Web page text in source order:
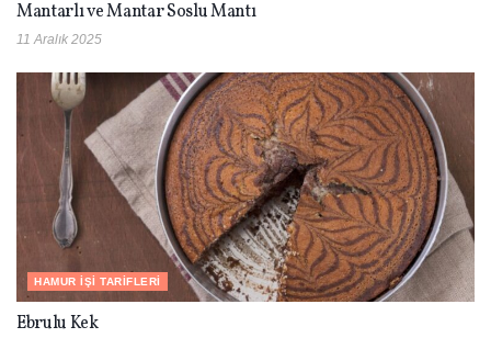
Mantarlı ve Mantar Soslu Mantı
11 Aralık 2025
HAMUR İŞI TARIFLERI
Ebrulu Kek